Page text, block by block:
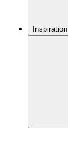
Inspiration